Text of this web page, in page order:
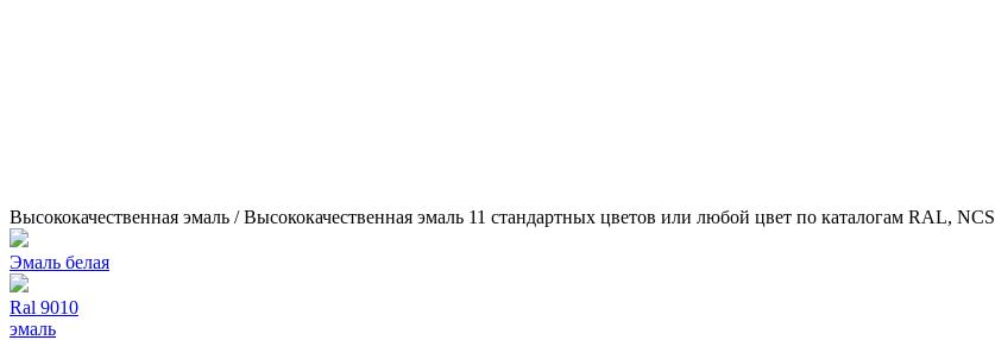
Высококачественная эмаль / Высококачественная эмаль 11 стандартных цветов или любой цвет по каталогам RAL, NCS
Эмаль белая
Ral 9010
эмаль